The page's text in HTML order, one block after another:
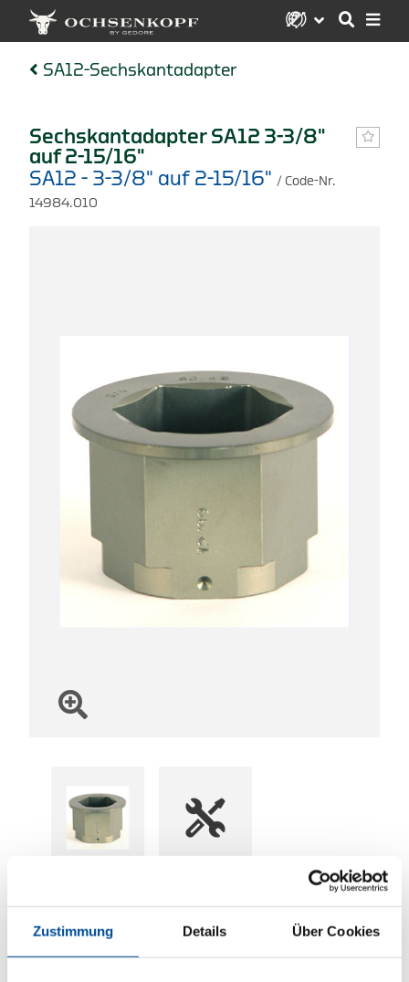
Zustimmung Details Über Cookies
SA12-Sechskantadapter
Sechskantadapter SA12 3-3/8"
auf 2-15/16"
SA12 - 3-3/8" auf 2-15/16" / Code-Nr.
14984.010
Preis auf Anfrage